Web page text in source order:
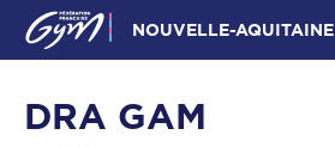
NOUVELLE-AQUITAINE
DRA GAM